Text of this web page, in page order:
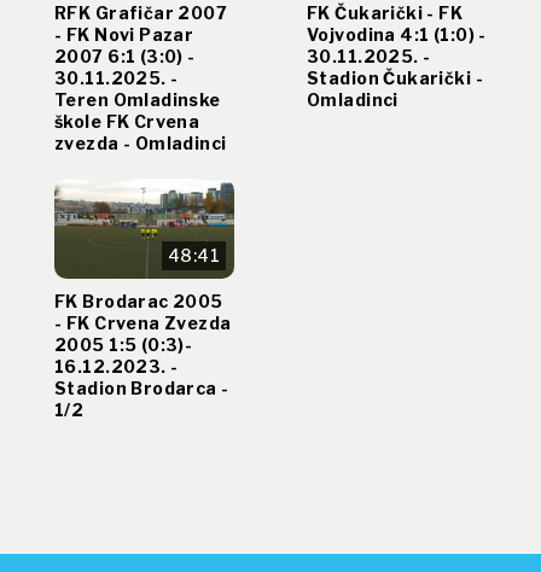
RFK Grafičar 2007
- FK Novi Pazar
2007 6:1 (3:0) -
30.11.2025. -
Teren Omladinske
škole FK Crvena
zvezda - Omladinci
FK Čukarički - FK
Vojvodina 4:1 (1:0) -
30.11.2025. -
Stadion Čukarički -
Omladinci
48:41
FK Brodarac 2005
- FK Crvena Zvezda
2005 1:5 (0:3)-
16.12.2023. -
Stadion Brodarca -
1/2